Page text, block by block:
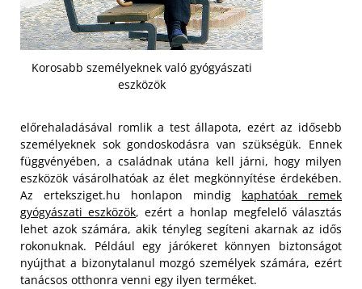
Korosabb személyeknek való gyógyászati
eszközök
előrehaladásával romlik a test állapota, ezért az idősebb
személyeknek sok gondoskodásra van szükségük. Ennek
függvényében, a családnak utána kell járni, hogy milyen
eszközök vásárolhatóak az élet megkönnyítése érdekében.
Az erteksziget.hu honlapon mindig kaphatóak remek
gyógyászati eszközök, ezért a honlap megfelelő választás
lehet azok számára, akik tényleg segíteni akarnak az idős
rokonuknak. Például egy járókeret könnyen biztonságot
nyújthat a bizonytalanul mozgó személyek számára, ezért
tanácsos otthonra venni egy ilyen terméket.